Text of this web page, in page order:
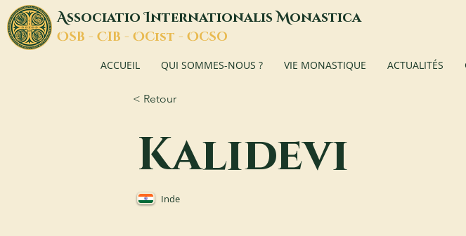
AssociatioInternationalisMonastica
OSB - CIB - OCist - OCSO
ACCUEIL QUI SOMMES-NOUS ? VIE MONASTIQUE ACTUALITÉS
< Retour
Kalidevi
Inde